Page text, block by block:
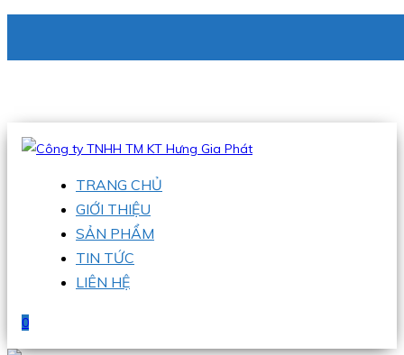
Hotline:0938 336 079
TRANG CHỦ
GIỚI THIỆU
SẢN PHẨM
TIN TỨC
LIÊN HỆ
0